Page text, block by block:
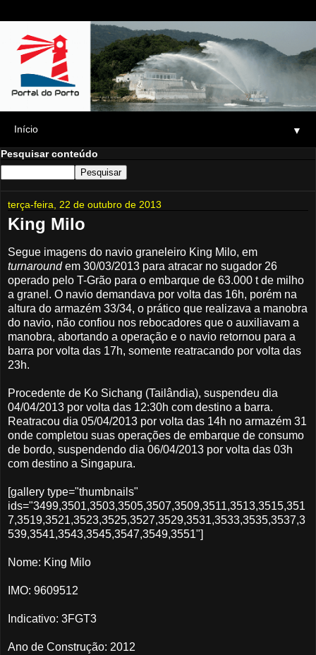
▼
Pesquisar conteúdo
terça-feira, 22 de outubro de 2013
King Milo
Segue imagens do navio graneleiro King Milo, em
turnaroundem 30/03/2013 para atracar no sugador 26
operado pelo T-Grão para o embarque de 63.000 t de milho
a granel. O navio demandava por volta das 16h, porém na
altura do armazém 33/34, o prático que realizava a manobra
do navio, não confiou nos rebocadores que o auxiliavam a
manobra, abortando a operação e o navio retornou para a
barra por volta das 17h, somente reatracando por volta das
23h.
Procedente de Ko Sichang (Tailândia), suspendeu dia
04/04/2013 por volta das 12:30h com destino a barra.
Reatracou dia 05/04/2013 por volta das 14h no armazém 31
onde completou suas operações de embarque de consumo
de bordo, suspendendo dia 06/04/2013 por volta das 03h
com destino a Singapura.
[gallery type="thumbnails"
ids="3499,3501,3503,3505,3507,3509,3511,3513,3515,351
7,3519,3521,3523,3525,3527,3529,3531,3533,3535,3537,3
539,3541,3543,3545,3547,3549,3551"]
Nome: King Milo
IMO: 9609512
Indicativo: 3FGT3
Ano de Construção: 2012